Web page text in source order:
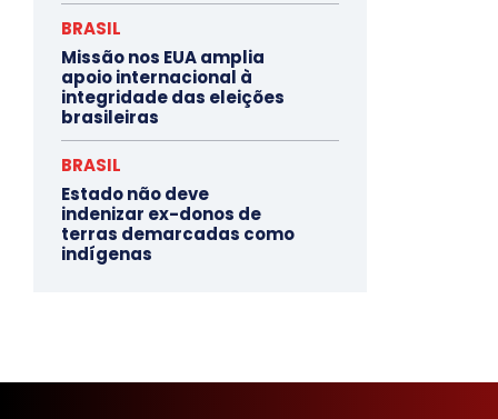
BRASIL
Missão nos EUA amplia
apoio internacional à
integridade das eleições
brasileiras
BRASIL
Estado não deve
indenizar ex-donos de
terras demarcadas como
indígenas